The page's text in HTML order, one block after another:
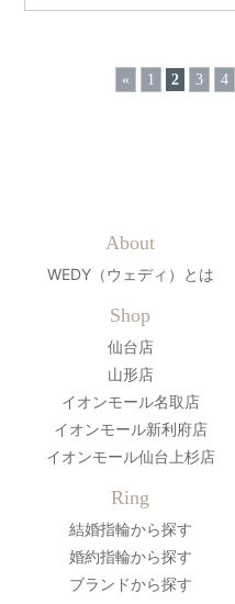
« 1 2 3 4
About
WEDY（ウェディ）とは
Shop
仙台店
山形店
イオンモール名取店
イオンモール新利府店
イオンモール仙台上杉店
Ring
結婚指輪から探す
婚約指輪から探す
ブランドから探す